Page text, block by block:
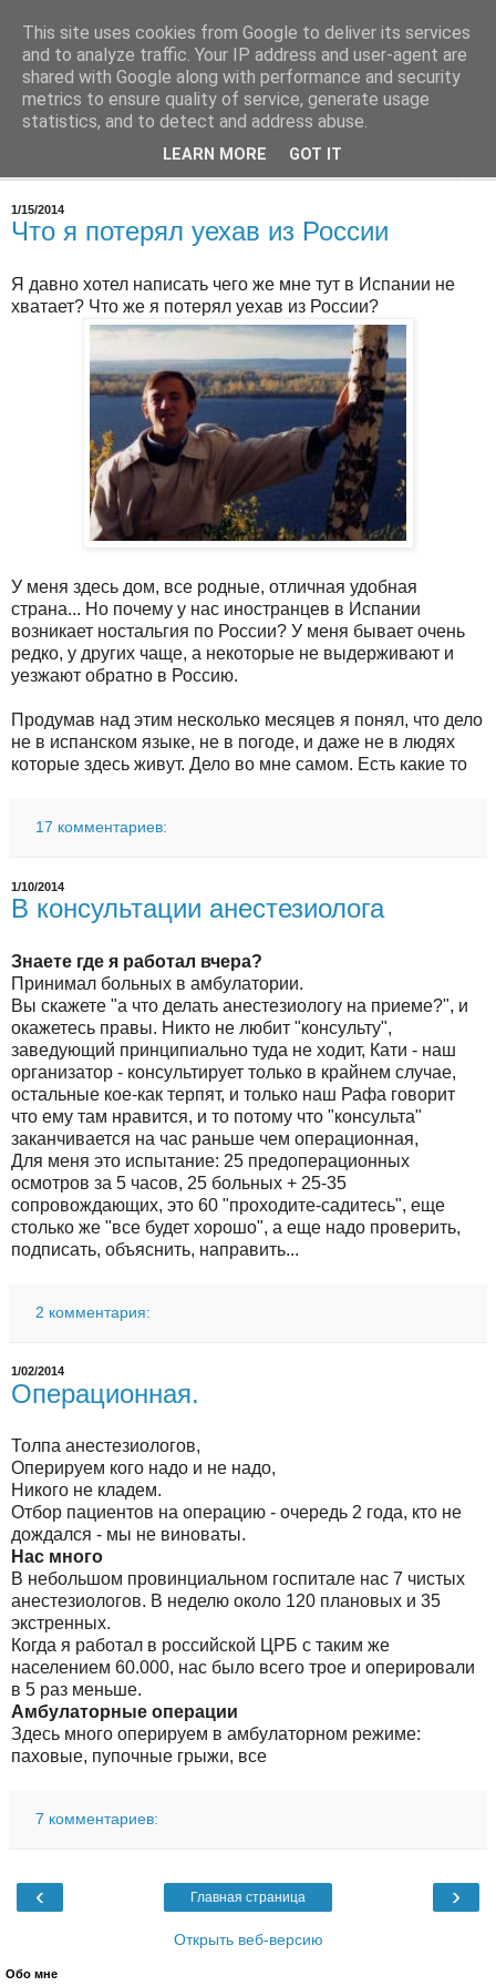
Врач в Испании
О работе, о медицине в Испании
1/15/2014
Что я потерял уехав из России
Я давно хотел написать чего же мне тут в Испании не
хватает? Что же я потерял уехав из России?
У меня здесь дом, все родные, отличная удобная
страна... Но почему у нас иностранцев в Испании
возникает ностальгия по России? У меня бывает очень
редко, у других чаще, а некоторые не выдерживают и
уезжают обратно в Россию.
Продумав над этим несколько месяцев я понял, что дело
не в испанском языке, не в погоде, и даже не в людях
которые здесь живут. Дело во мне самом. Есть какие то
17 комментариев:
1/10/2014
В консультации анестезиолога
Знаете где я работал вчера?
Принимал больных в амбулатории.
Вы скажете "а что делать анестезиологу на приеме?", и
окажетесь правы. Никто не любит "консульту",
заведующий принципиально туда не ходит, Кати - наш
организатор - консультирует только в крайнем случае,
остальные кое-как терпят, и только наш Рафа говорит
что ему там нравится, и то потому что "консульта"
заканчивается на час раньше чем операционная,
Для меня это испытание: 25 предоперационных
осмотров за 5 часов, 25 больных + 25-35
сопровождающих, это 60 "проходите-садитесь", еще
столько же "все будет хорошо", а еще надо проверить,
подписать, объяснить, направить...
2 комментария:
1/02/2014
Операционная.
Толпа анестезиологов,
Оперируем кого надо и не надо,
Никого не кладем.
Отбор пациентов на операцию - очередь 2 года, кто не
дождался - мы не виноваты.
Нас много
В небольшом провинциальном госпитале нас 7 чистых
анестезиологов. В неделю около 120 плановых и 35
экстренных.
Когда я работал в российской ЦРБ с таким же
населением 60.000, нас было всего трое и оперировали
в 5 раз меньше.
Амбулаторные операции
Здесь много оперируем в амбулаторном режиме:
паховые, пупочные грыжи, все
7 комментариев:
‹ ›
Главная страница
Открыть веб-версию
Обо мне
This site uses cookies from Google to deliver its services
and to analyze traffic. Your IP address and user-agent are
shared with Google along with performance and security
metrics to ensure quality of service, generate usage
statistics, and to detect and address abuse.
LEARN MORE GOT IT